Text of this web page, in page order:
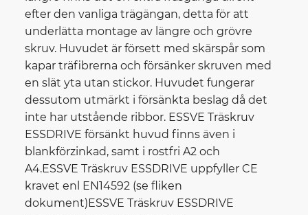
efter den vanliga trägängan, detta för att
underlätta montage av längre och grövre
skruv. Huvudet är försett med skärspår som
kapar träfibrerna och försänker skruven med
en slät yta utan stickor. Huvudet fungerar
dessutom utmärkt i försänkta beslag då det
inte har utstående ribbor. ESSVE Träskruv
ESSDRIVE försänkt huvud finns även i
blankförzinkad, samt i rostfri A2 och
A4.ESSVE Träskruv ESSDRIVE uppfyller CE
kravet enl EN14592 (se fliken
dokument)ESSVE Träskruv ESSDRIVE